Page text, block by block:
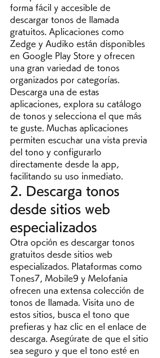
forma fácil y accesible de
descargar tonos de llamada
gratuitos. Aplicaciones como
Zedge y Audiko están disponibles
en Google Play Store y ofrecen
una gran variedad de tonos
organizados por categorías.
Descarga una de estas
aplicaciones, explora su catálogo
de tonos y selecciona el que más
te guste. Muchas aplicaciones
permiten escuchar una vista previa
del tono y configurarlo
directamente desde la app,
facilitando su uso inmediato.
2. Descarga tonos
desde sitios web
especializados
Otra opción es descargar tonos
gratuitos desde sitios web
especializados. Plataformas como
Tones7, Mobile9 y Melofania
ofrecen una extensa colección de
tonos de llamada. Visita uno de
estos sitios, busca el tono que
prefieras y haz clic en el enlace de
descarga. Asegúrate de que el sitio
sea seguro y que el tono esté en